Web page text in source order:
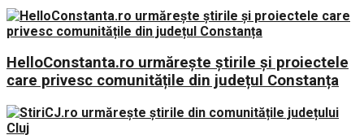
HelloConstanta.ro urmărește știrile și proiectele
care privesc comunitățile din județul Constanța